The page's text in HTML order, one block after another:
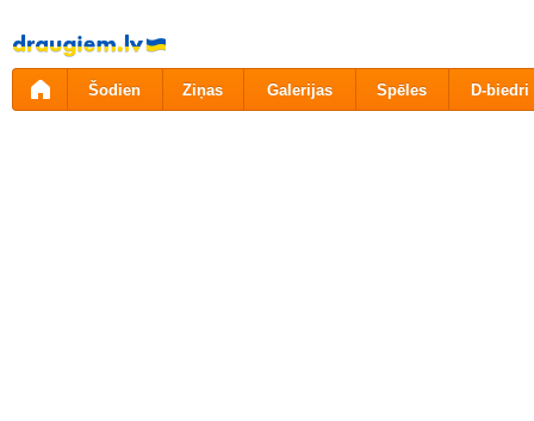
Pāriet
uz
saturu
Šodien Ziņas Galerijas Spēles D-biedri